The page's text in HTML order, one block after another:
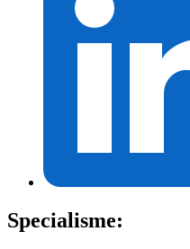
Specialisme: